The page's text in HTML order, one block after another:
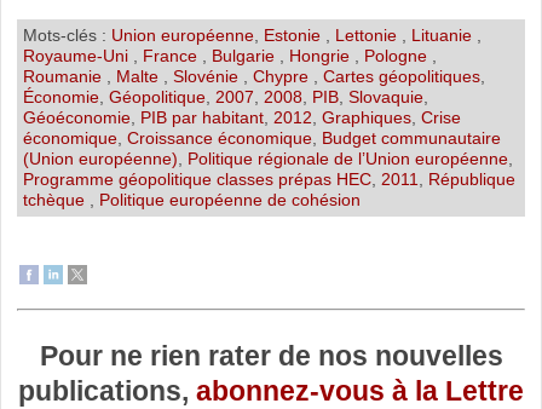
Mots-clés : Union européenne, Estonie Lettonie Lituanie
Royaume-Uni
France Bulgarie Hongrie Pologne
Roumanie
Malte Slovénie Chypre Cartes géopolitiques,
Économie, Géopolitique, 2007 2008 PIB, Slovaquie,
Géoéconomie, PIB par habitant, 2012 Graphiques, Crise
économique, Croissance économique, Budget communautaire
(Union européenne)
Politique régionale de l’Union européenne,
Programme géopolitique classes prépas HEC, 2011
République
tchèque
Politique européenne de cohésion
Pour ne rien rater de nos nouvelles
publications, abonnez-vous à la Lettre